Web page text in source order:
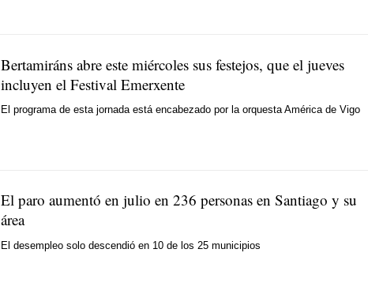
Bertamiráns abre este miércoles sus festejos, que el jueves
incluyen el Festival Emerxente
El programa de esta jornada está encabezado por la orquesta América de Vigo
El paro aumentó en julio en 236 personas en Santiago y su
área
El desempleo solo descendió en 10 de los 25 municipios